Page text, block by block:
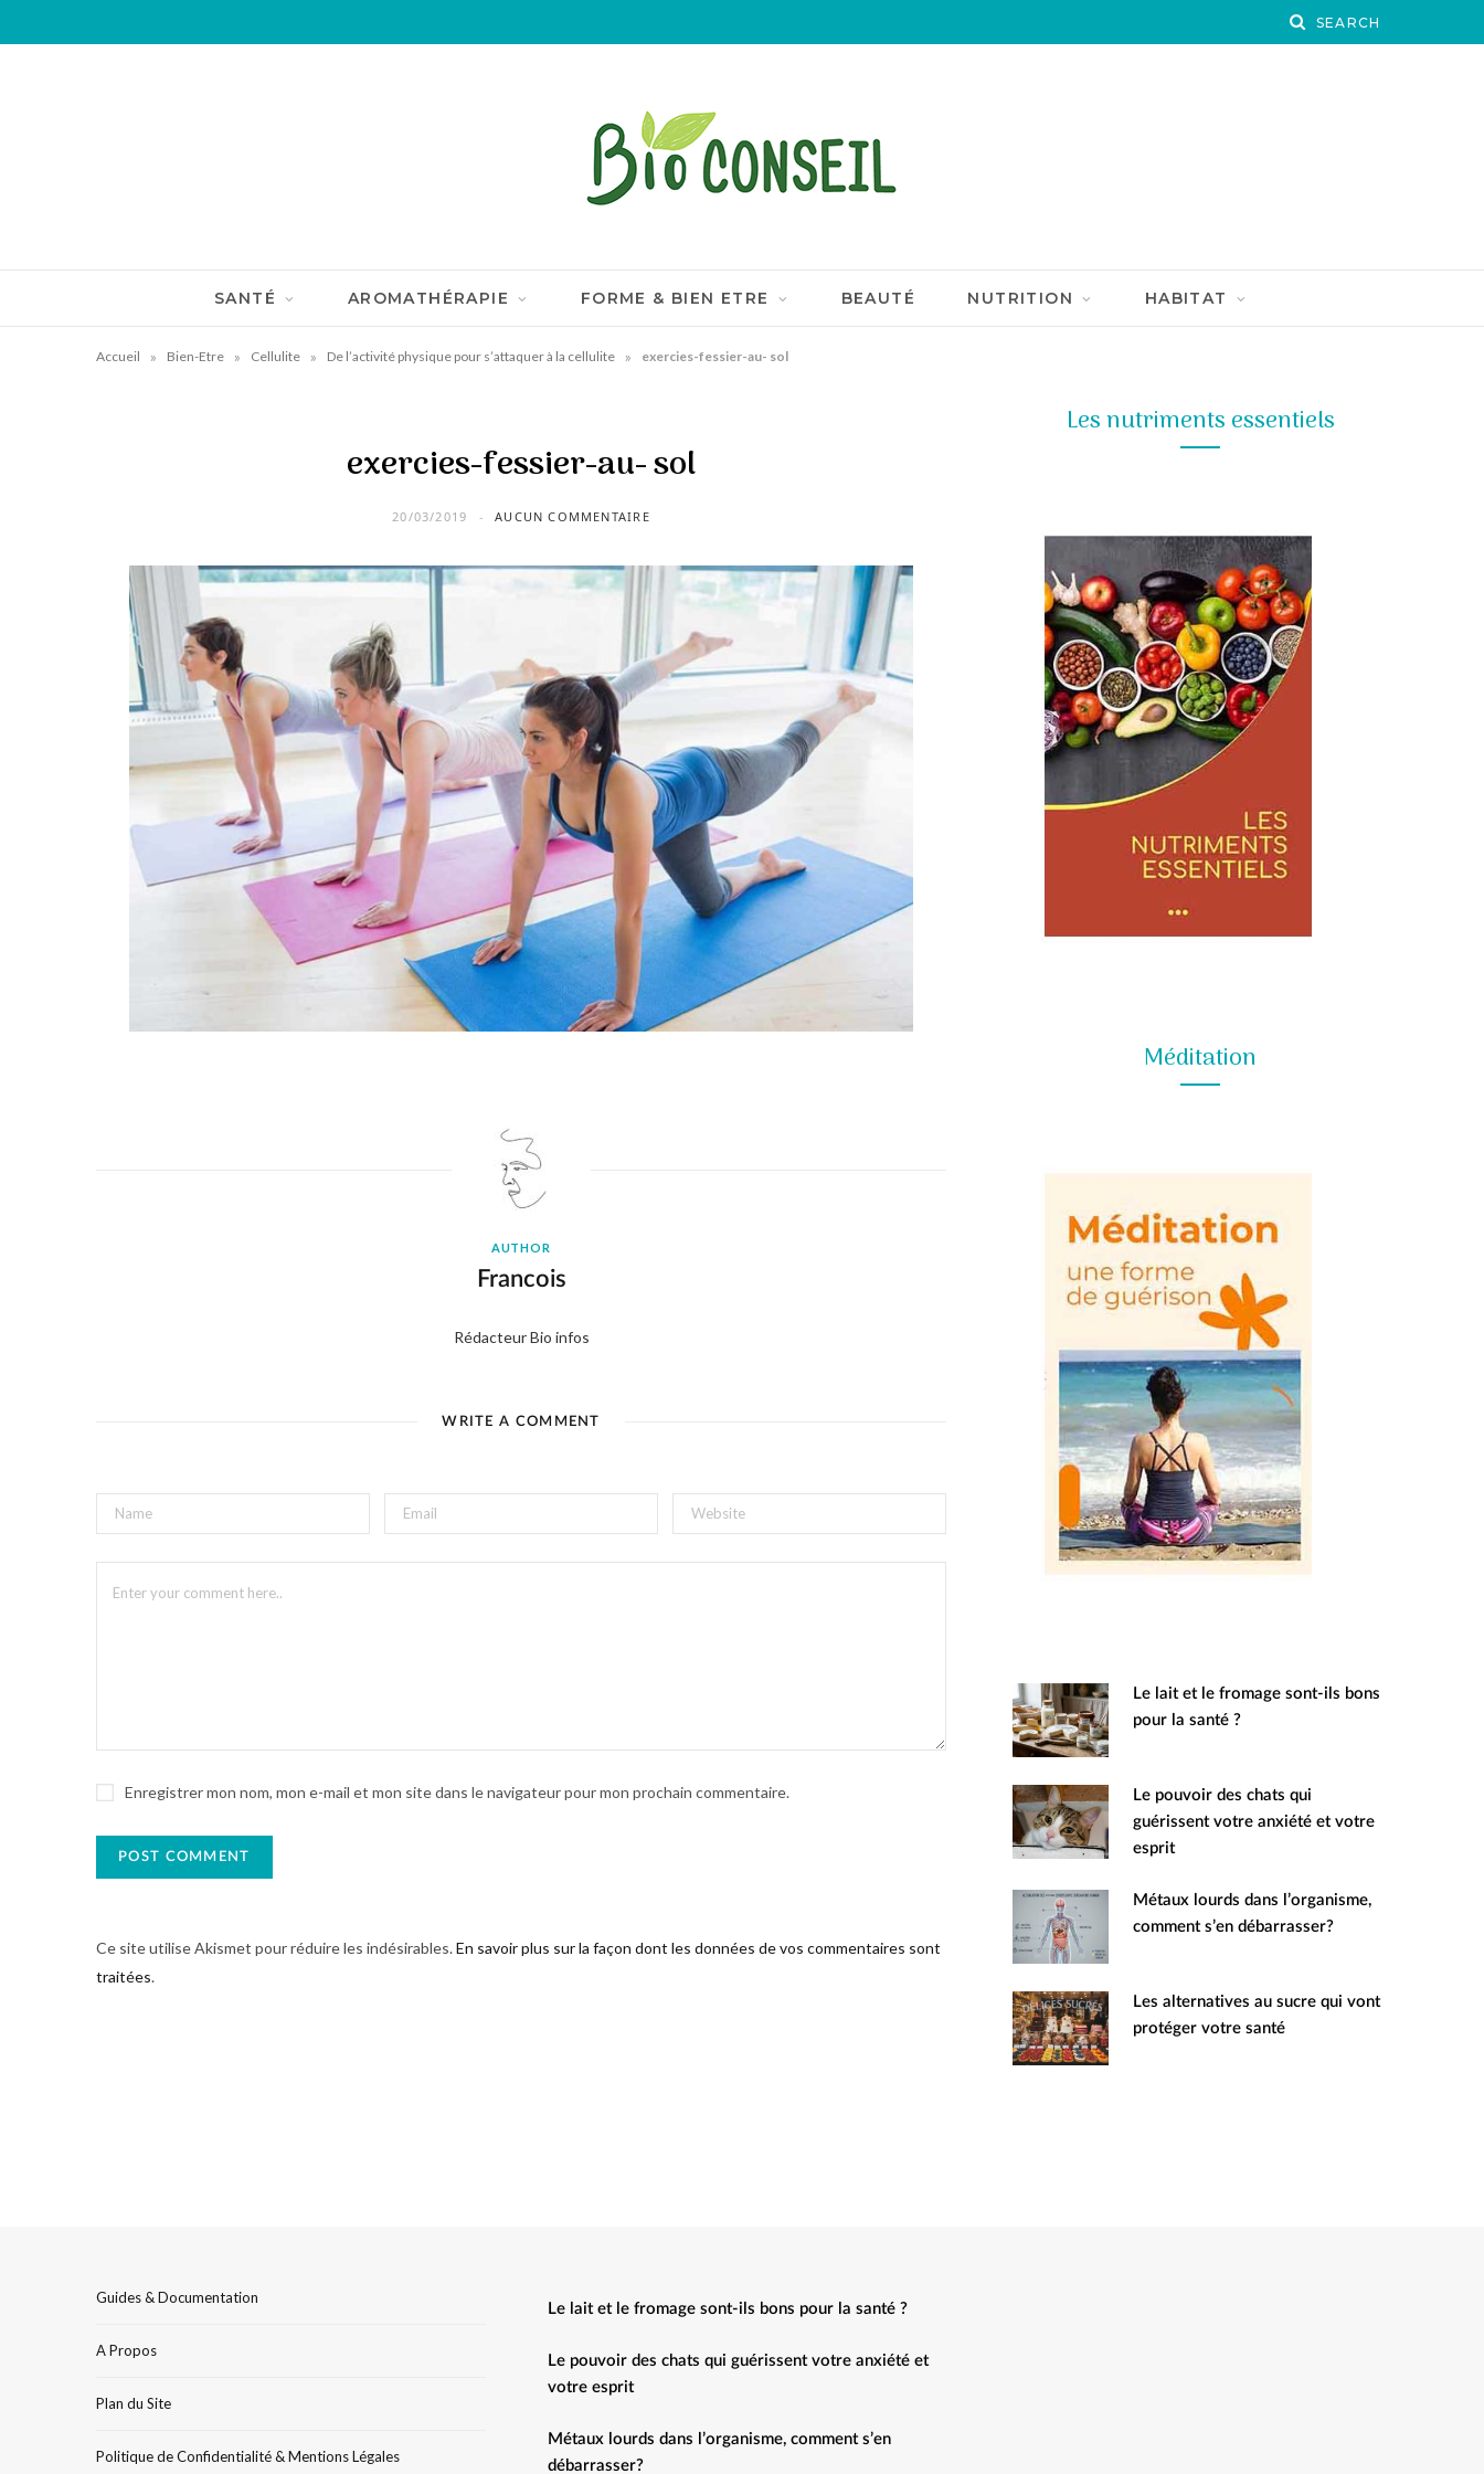
SANTÉ AROMATHÉRAPIE FORME & BIEN ETRE BEAUTÉ NUTRITION HABITAT
Accueil » Bien-Etre » Cellulite » De l’activité physique pour s’attaquer à la cellulite » exercies-fessier-au- sol
exercies-fessier-au- sol
20/03/2019 AUCUN COMMENTAIRE
AUTHOR
Francois
Rédacteur Bio infos
WRITE A COMMENT
Enregistrer mon nom, mon e-mail et mon site dans le navigateur pour mon prochain commentaire.
Ce site utilise Akismet pour réduire les indésirables.En savoir plus sur la façon dont les données de vos commentaires sont
traitées.
Les nutriments essentiels
Méditation
Le lait et le fromage sont-ils bons
pour la santé ?
Le pouvoir des chats qui
guérissent votre anxiété et votre
esprit
Métaux lourds dans l’organisme,
comment s’en débarrasser?
Les alternatives au sucre qui vont
protéger votre santé
Guides & Documentation
A Propos
Plan du Site
Politique de Confidentialité & Mentions Légales
Le lait et le fromage sont-ils bons pour la santé ?
Le pouvoir des chats qui guérissent votre anxiété et
votre esprit
Métaux lourds dans l’organisme, comment s’en
débarrasser?